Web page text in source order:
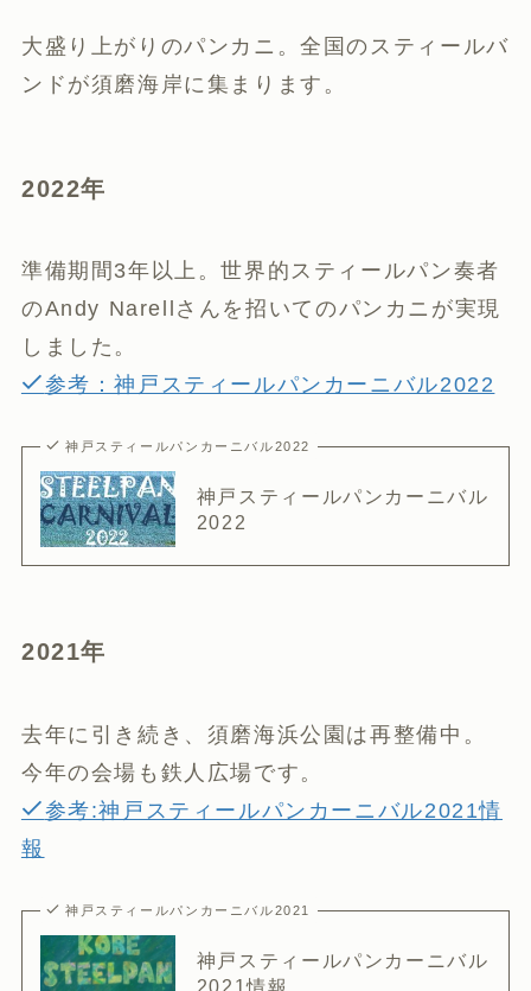
大盛り上がりのパンカニ。全国のスティールバ
ンドが須磨海岸に集まります。
2022年
準備期間3年以上。世界的スティールパン奏者
のAndy Narellさんを招いてのパンカニが実現
しました。
参考：神戸スティールパンカーニバル2022
神戸スティールパンカーニバル2022
神戸スティールパンカーニバル
2022
2021年
去年に引き続き、須磨海浜公園は再整備中。
今年の会場も鉄人広場です。
参考:神戸スティールパンカーニバル2021情
報
神戸スティールパンカーニバル2021
神戸スティールパンカーニバル
2021情報